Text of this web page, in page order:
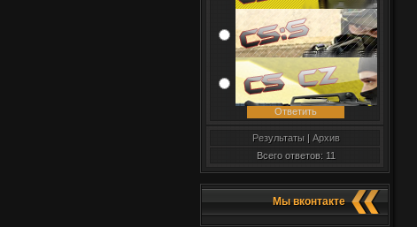
Результаты | Архив
Всего ответов: 11
Мы вконтакте